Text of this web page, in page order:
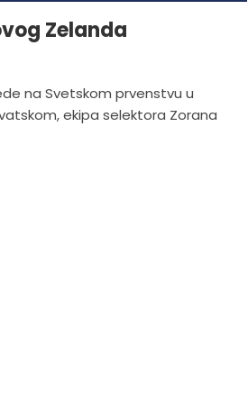
Zelanda
na Svetskom prvenstvu u
ekipa selektora Zorana